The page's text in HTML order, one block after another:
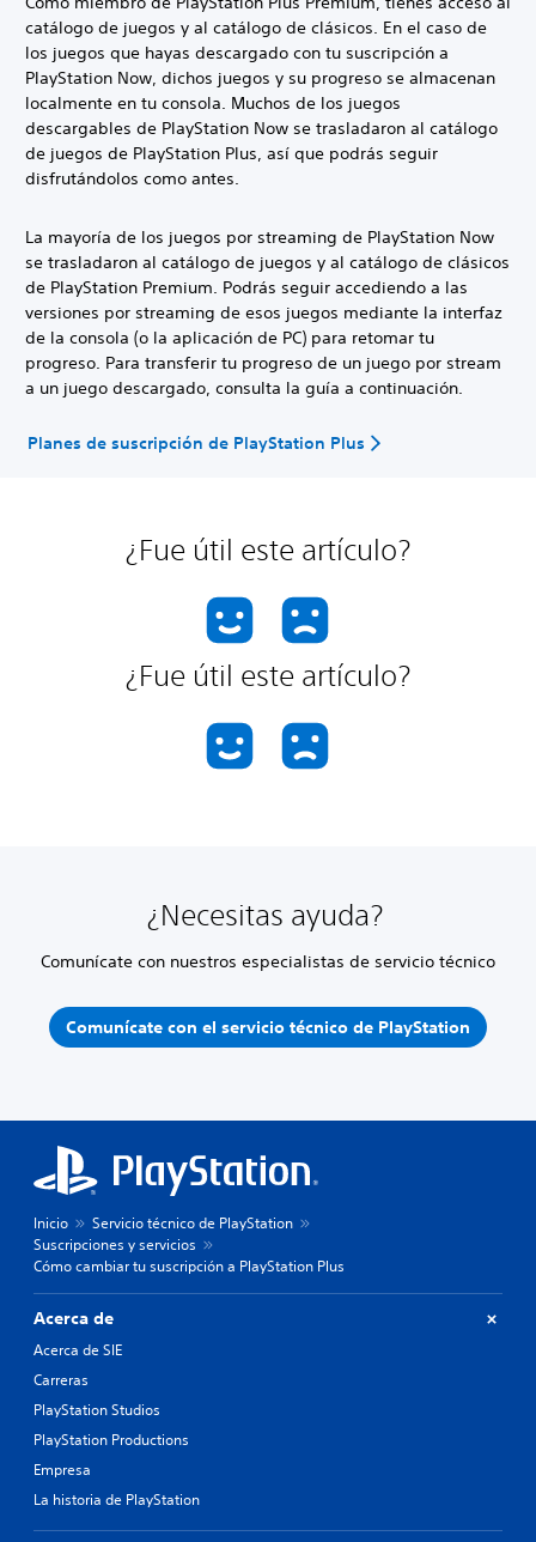
catálogo de juegos y al catálogo de clásicos. En el caso de
los juegos que hayas descargado con tu suscripción a
PlayStation Now, dichos juegos y su progreso se almacenan
localmente en tu consola. Muchos de los juegos
descargables de PlayStation Now se trasladaron al catálogo
de juegos de PlayStation Plus, así que podrás seguir
disfrutándolos como antes.
La mayoría de los juegos por streaming de PlayStation Now
se trasladaron al catálogo de juegos y al catálogo de clásicos
de PlayStation Premium. Podrás seguir accediendo a las
versiones por streaming de esos juegos mediante la interfaz
de la consola (o la aplicación de PC) para retomar tu
progreso. Para transferir tu progreso de un juego por stream
a un juego descargado, consulta la guía a continuación.
Planes de suscripción de PlayStation Plus
¿Fue útil este artículo?
¿Fue útil este artículo?
¿Necesitas ayuda?
Comunícate con nuestros especialistas de servicio técnico
Comunícate con el servicio técnico de PlayStation
Inicio
Servicio técnico de PlayStation
Suscripciones y servicios
Cómo cambiar tu suscripción a PlayStation Plus
Acerca de
Acerca de SIE
Carreras
PlayStation Studios
PlayStation Productions
Empresa
La historia de PlayStation